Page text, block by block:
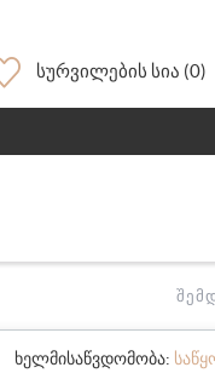
Სურვილების Სია (0)
ხელმისაწვდომობა: